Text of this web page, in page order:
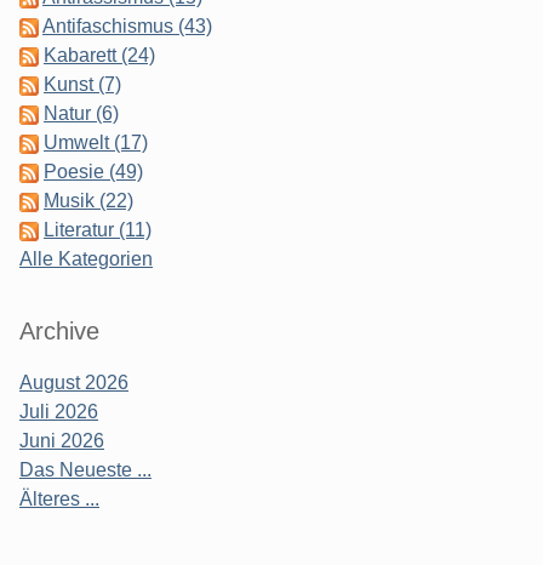
Antifaschismus (43)
Kabarett (24)
Kunst (7)
Natur (6)
Umwelt (17)
Poesie (49)
Musik (22)
Literatur (11)
Alle Kategorien
Archive
August 2026
Juli 2026
Juni 2026
Das Neueste ...
Älteres ...